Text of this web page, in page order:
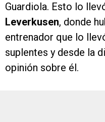
Guardiola. Esto lo
Leverkusen, donde
entrenador que lo
suplentes y desde la
opinión sobre él.